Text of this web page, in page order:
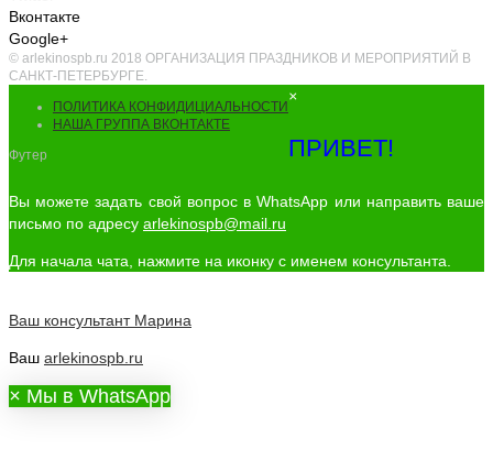
Вконтакте
Google+
© arlekinospb.ru 2018 ОРГАНИЗАЦИЯ ПРАЗДНИКОВ И МЕРОПРИЯТИЙ В
САНКТ-ПЕТЕРБУРГЕ.
ПОЛИТИКА КОНФИДИЦИАЛЬНОСТИ
НАША ГРУППА ВКОНТАКТЕ
Футер
×
ПРИВЕТ!
Вы можете задать свой вопрос в WhatsApp или направить ваше
письмо по адресу arlekinospb@mail.ru
Для начала чата, нажмите на иконку с именем консультанта.
Ваш консультант Марина
Ваш arlekinospb.ru
× Мы в WhatsApp